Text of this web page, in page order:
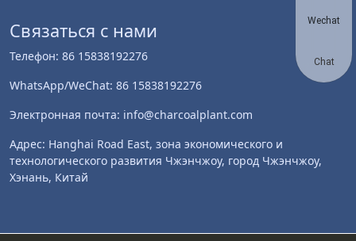
Связаться с нами
Телефон: 86 15838192276
WhatsApp/WeChat: 86 15838192276
Электронная почта: info@charcoalplant.com
Адрес: Hanghai Road East, зона экономического и
технологического развития Чжэнчжоу, город Чжэнчжоу,
Хэнань, Китай
Wechat
Chat